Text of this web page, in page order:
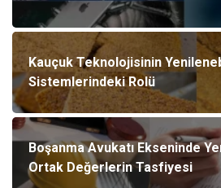
Kauçuk Teknolojisinin
Sistemlerindeki Rolü
Boşanma Avukatı Ekseninde
Ortak Değerlerin Tasfiyesi